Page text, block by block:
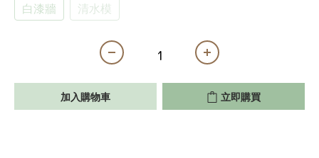
白漆牆 清水模
加入購物車 立即購買